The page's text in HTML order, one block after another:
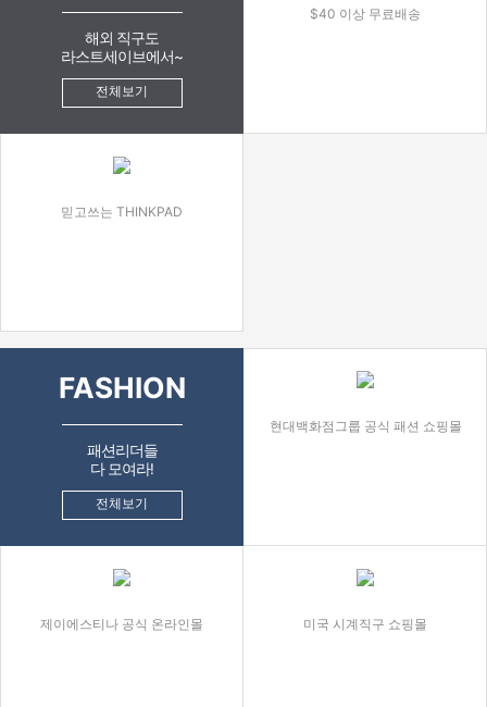
해외 직구도
라스트세이브에서~
전체보기
$40 이상 무료배송
믿고쓰는 THINKPAD
FASHION
패션리더들
다 모여라!
전체보기
현대백화점그룹 공식 패션 쇼핑몰
제이에스티나 공식 온라인몰 미국 시계직구 쇼핑몰